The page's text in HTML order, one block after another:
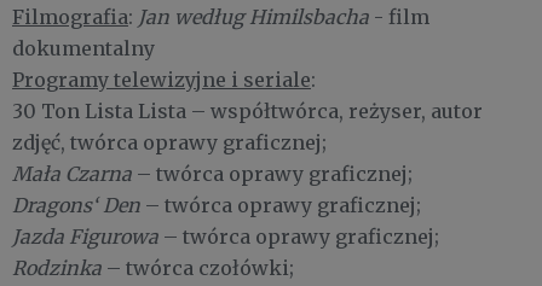
Filmografia: Jan według Himilsbacha - film
dokumentalny
Programy telewizyjne i seriale:
30 Ton Lista Lista – współtwórca, reżyser, autor
zdjęć, twórca oprawy graficznej;
Mała Czarna – twórca oprawy graficznej;
Dragons‘ Den – twórca oprawy graficznej;
Jazda Figurowa – twórca oprawy graficznej;
Rodzinka – twórca czołówki;